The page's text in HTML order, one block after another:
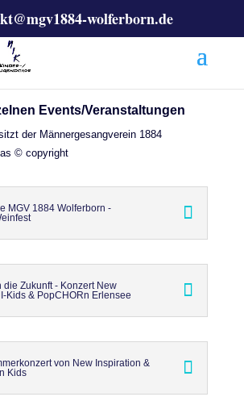
wolferborn.de
Events/Veranstaltungen
der Männergesangverein 1884
© copyright
MGV 1884 Wolferborn -
die Zukunft - Konzert New
Kids & PopCHORn Erlensee
von New Inspiration &
Kids